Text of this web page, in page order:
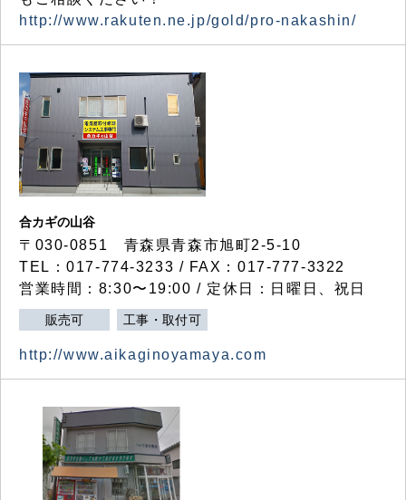
http://www.rakuten.ne.jp/gold/pro-nakashin/
合カギの山谷
〒030-0851 青森県青森市旭町2-5-10
TEL：017-774-3233 / FAX：017-777-3322
営業時間：8:30〜19:00 / 定休日：日曜日、祝日
販売可 工事・取付可
http://www.aikaginoyamaya.com